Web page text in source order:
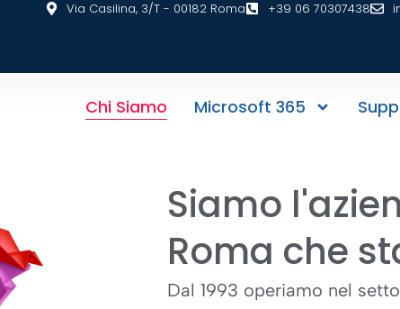
Via Casilina, 3/T - 00182 Roma +39 06 70307438
Chi Siamo Microsoft 365
Siamo
Roma che
Dal 1993 operiamo nel